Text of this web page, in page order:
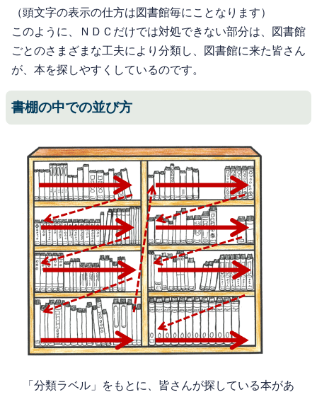
（頭文字の表示の仕方は図書館毎にことなります）
このように、ＮＤＣだけでは対処できない部分は、図書館
ごとのさまざまな工夫により分類し、図書館に来た皆さん
が、本を探しやすくしているのです。
書棚の中での並び方
「分類ラベル」をもとに、皆さんが探している本があ